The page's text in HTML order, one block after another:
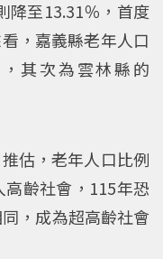
降至13.31％，首度
，嘉義縣老年人口
其次為雲林縣的
估，老年人口比例
齡社會，115年恐
，成為超高齡社會